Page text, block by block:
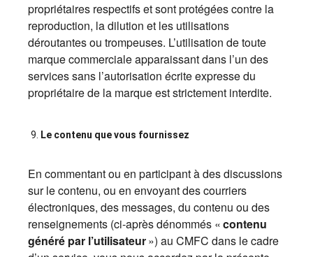
propriétaires respectifs et sont protégées contre la
reproduction, la dilution et les utilisations
déroutantes ou trompeuses. L’utilisation de toute
marque commerciale apparaissant dans l’un des
services sans l’autorisation écrite expresse du
propriétaire de la marque est strictement interdite.
Le contenu que vous fournissez
En commentant ou en participant à des discussions
sur le contenu, ou en envoyant des courriers
électroniques, des messages, du contenu ou des
renseignements (ci-après dénommés «contenu
généré par l’utilisateur») au CMFC dans le cadre